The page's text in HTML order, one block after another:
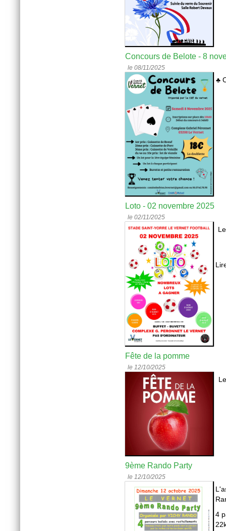
Concours de Belote - 8
le 08/11/2025
♣
Loto - 02 novembre 2025
le 02/11/2025
Fête de la pomme
le 12/10/2025
9ème Rando Party
le 12/10/2025
4